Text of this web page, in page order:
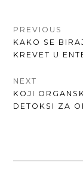
PREVIOUS
PREVIOUS
POST:
KAKO SE
KREVET U
NEXT
NEXT
POST:
KOJI
DETOKSI ZA